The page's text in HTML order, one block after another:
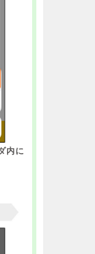
内に